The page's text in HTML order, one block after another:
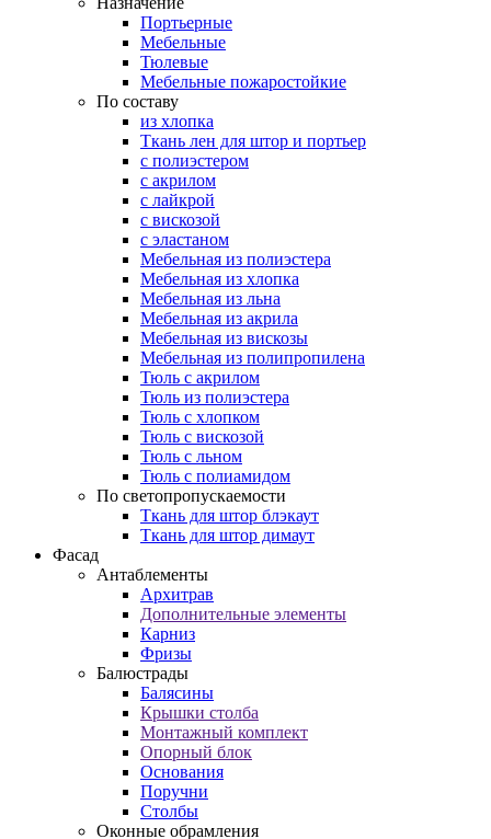
Портьерные
Мебельные
Тюлевые
Мебельные пожаростойкие
По составу
из хлопка
Ткань лен для штор и портьер
с полиэстером
с акрилом
с лайкрой
с вискозой
с эластаном
Мебельная из полиэстера
Мебельная из хлопка
Мебельная из льна
Мебельная из акрила
Мебельная из вискозы
Мебельная из полипропилена
Тюль с акрилом
Тюль из полиэстера
Тюль с хлопком
Тюль с вискозой
Тюль с льном
Тюль с полиамидом
По светопропускаемости
Ткань для штор блэкаут
Ткань для штор димаут
Фасад
Антаблементы
Архитрав
Дополнительные элементы
Карниз
Фризы
Балюстрады
Балясины
Крышки столба
Монтажный комплект
Опорный блок
Основания
Поручни
Столбы
Оконные обрамления